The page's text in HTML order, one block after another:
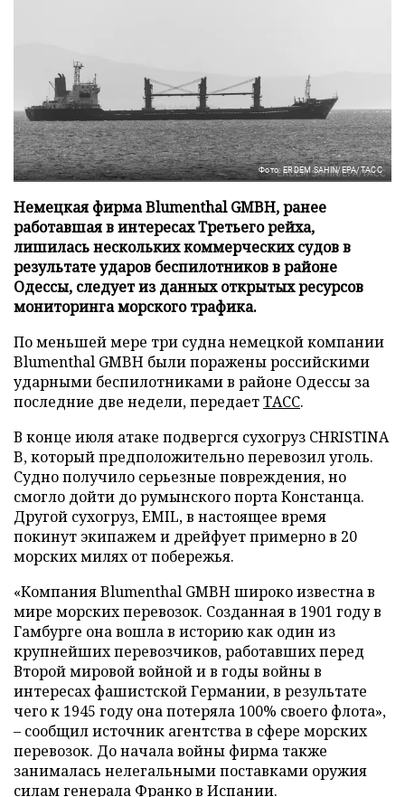
Фото: ERDEM SAHIN/EPA/ТАСС
Немецкая фирма Blumenthal GMBH, ранее
работавшая в интересах Третьего рейха,
лишилась нескольких коммерческих судов в
результате ударов беспилотников в районе
Одессы, следует из данных открытых ресурсов
мониторинга морского трафика.
По меньшей мере три судна немецкой компании
Blumenthal GMBH были поражены российскими
ударными беспилотниками в районе Одессы за
последние две недели, передаетТАСС.
В конце июля атаке подвергся сухогруз CHRISTINA
B, который предположительно перевозил уголь.
Судно получило серьезные повреждения, но
смогло дойти до румынского порта Констанца.
Другой сухогруз, EMIL, в настоящее время
покинут экипажем и дрейфует примерно в 20
морских милях от побережья.
«Компания Blumenthal GMBH широко известна в
мире морских перевозок. Созданная в 1901 году в
Гамбурге она вошла в историю как один из
крупнейших перевозчиков, работавших перед
Второй мировой войной и в годы войны в
интересах фашистской Германии, в результате
чего к 1945 году она потеряла 100% своего флота»,
– сообщил источник агентства в сфере морских
перевозок. До начала войны фирма также
занималась нелегальными поставками оружия
силам генерала Франко в Испании.